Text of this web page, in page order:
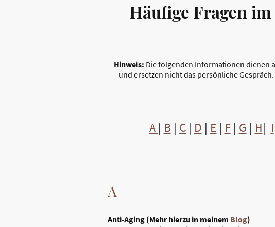
Häufige Fragen
Hinweis: Die folgenden Informationen dienen
und ersetzen nicht das persönliche
A | B | C | D | E | F| G | H| I
A
Anti-Aging (Mehr hierzu in meinem Blog)